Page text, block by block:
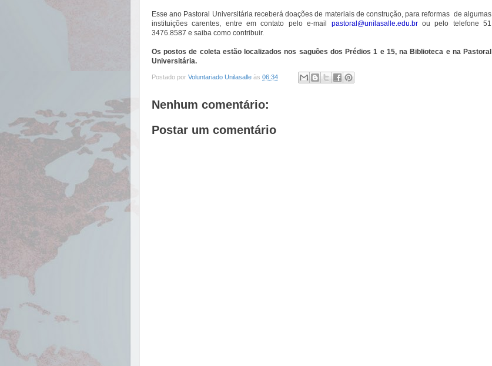
Esse ano Pastoral Universitária receberá doações de materiais de construção, para reformas de algumas
instituições carentes, entre em contato pelo e-mail pastoral@unilasalle.edu.brou pelo telefone 51
3476.8587 e saiba como contribuir.
Os postos de coleta estão localizados nos saguões dos Prédios 1 e 15, na Biblioteca e na Pastoral
Universitária.
Postado por Voluntariado Unilasalle às 06:34
Nenhum comentário:
Postar um comentário